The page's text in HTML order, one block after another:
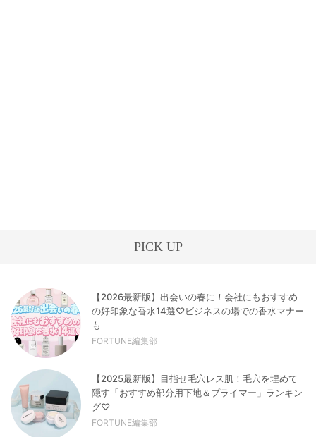
PICK UP
【2026最新版】出会いの春に！会社にもおすすめ
の好印象な香水14選♡ビジネスの場での香水マナー
も
FORTUNE編集部
【2025最新版】目指せ毛穴レス肌！毛穴を埋めて
隠す「おすすめ部分用下地＆プライマー」ランキン
グ♡
FORTUNE編集部